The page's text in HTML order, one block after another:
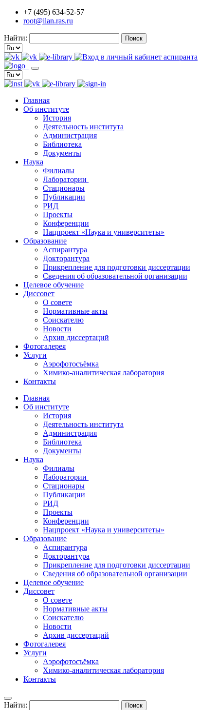
+7 (495) 634-52-57
root@ilan.ras.ru
Найти:
Главная
Об институте
История
Деятельность института
Администрация
Библиотека
Документы
Наука
Филиалы
Лаборатории
Стационары
Публикации
РИД
Проекты
Конференции
Нацпроект «Наука и университеты»
Образование
Аспирантура
Докторантура
Прикрепление для подготовки диссертации
Сведения об образовательной организации
Целевое обучение
Диссовет
О совете
Нормативные акты
Соискателю
Новости
Архив диссертаций
Фотогалерея
Услуги
Аэрофотосъёмка
Химико-аналитическая лаборатория
Контакты
Главная
Об институте
История
Деятельность института
Администрация
Библиотека
Документы
Наука
Филиалы
Лаборатории
Стационары
Публикации
РИД
Проекты
Конференции
Нацпроект «Наука и университеты»
Образование
Аспирантура
Докторантура
Прикрепление для подготовки диссертации
Сведения об образовательной организации
Целевое обучение
Диссовет
О совете
Нормативные акты
Соискателю
Новости
Архив диссертаций
Фотогалерея
Услуги
Аэрофотосъёмка
Химико-аналитическая лаборатория
Контакты
Найти: